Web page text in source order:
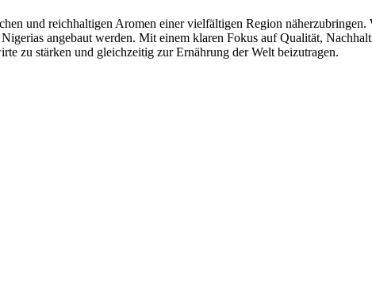
und reichhaltigen Aromen einer vielfältigen Region näherzubringen.
angebaut werden. Mit einem klaren Fokus auf Qualität,
zu stärken und gleichzeitig zur Ernährung der Welt beizutragen.